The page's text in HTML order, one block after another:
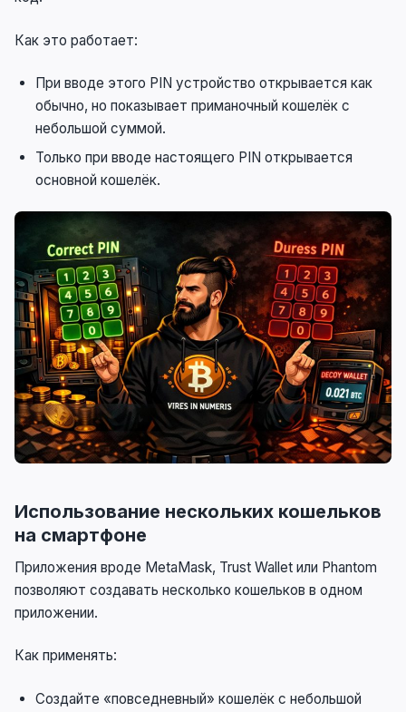
Как это работает:
При вводе этого PIN устройство открывается как
обычно, но показывает приманочный кошелёк с
небольшой суммой.
Только при вводе настоящего PIN открывается
основной кошелёк.
Использование нескольких кошельков
на смартфоне
Приложения вроде MetaMask, Trust Wallet или Phantom
позволяют создавать несколько кошельков в одном
приложении.
Как применять:
Создайте «повседневный» кошелёк с небольшой